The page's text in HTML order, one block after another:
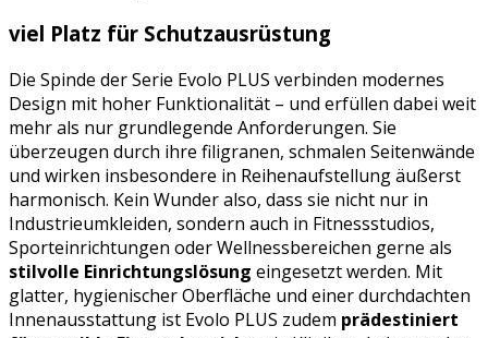
viel Platz für Schutzausrüstung
Die Spinde der Serie Evolo PLUS verbinden modernes
Design mit hoher Funktionalität – und erfüllen dabei weit
mehr als nur grundlegende Anforderungen. Sie
überzeugen durch ihre filigranen, schmalen Seitenwände
und wirken insbesondere in Reihenaufstellung äußerst
harmonisch. Kein Wunder also, dass sie nicht nur in
Industrieumkleiden, sondern auch in Fitnessstudios,
Sporteinrichtungen oder Wellnessbereichen gerne als
stilvolle Einrichtungslösung eingesetzt werden. Mit
glatter, hygienischer Oberfläche und einer durchdachten
Innenausstattung ist Evolo PLUS zudem prädestiniert